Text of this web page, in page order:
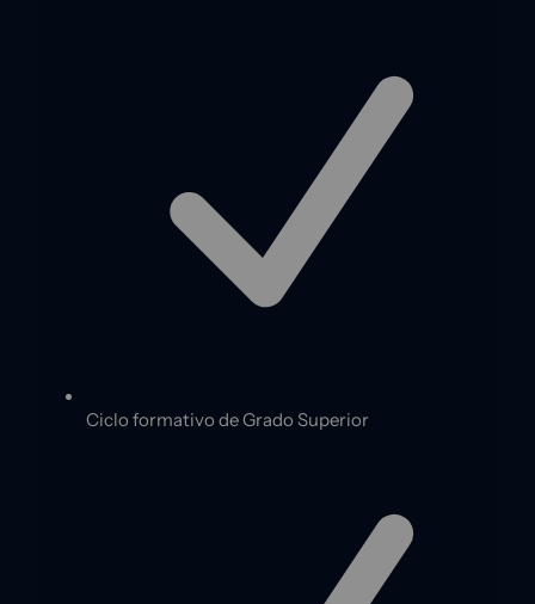
Ciclo formativo de Grado Superior